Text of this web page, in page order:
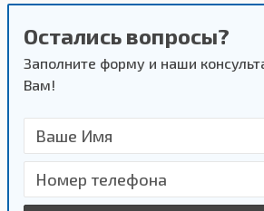
Остались вопросы?
Заполните форму и наши
Вам!